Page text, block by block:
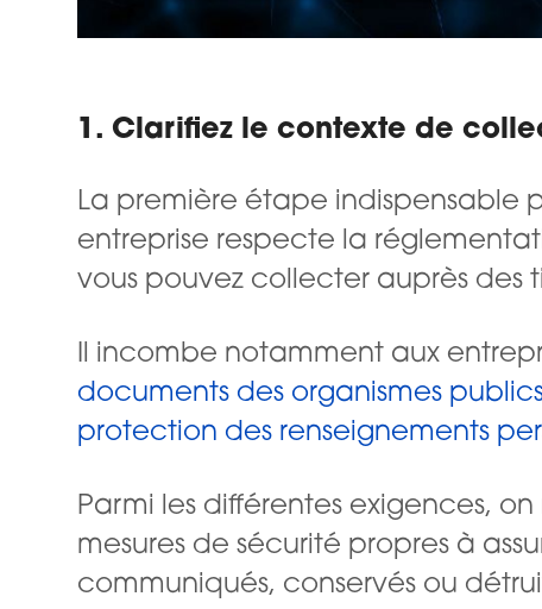
1. Clarifiez le contexte de
La première étape indispensable
entreprise respecte la
vous pouvez collecter auprès des
Il incombe notamment aux
documents des organismes
protection des renseignements
Parmi les différentes exigences,
mesures de sécurité propres à
communiqués, conservés ou